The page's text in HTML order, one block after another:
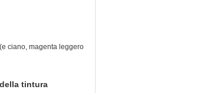
ciano, magenta leggero
tintura